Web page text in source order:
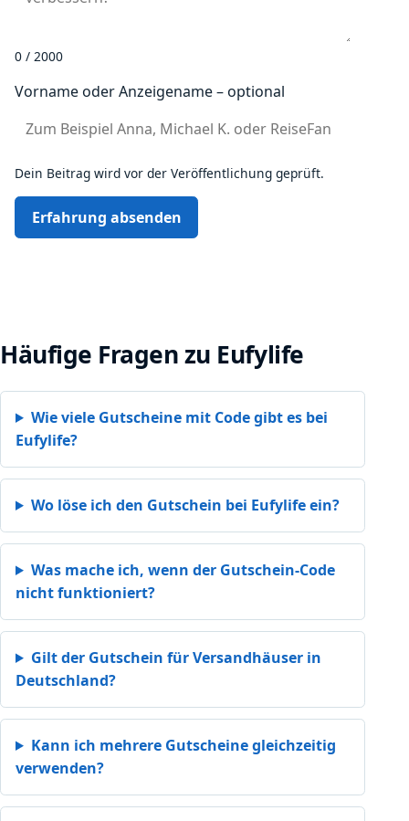
0 / 2000
Vorname oder Anzeigename – optional
Dein Beitrag wird vor der Veröffentlichung geprüft.
Erfahrung absenden
Häufige Fragen zu Eufylife
Wie viele Gutscheine mit Code gibt es bei
Eufylife?
Wo löse ich den Gutschein bei Eufylife ein?
Was mache ich, wenn der Gutschein-Code
nicht funktioniert?
Gilt der Gutschein für Versandhäuser in
Deutschland?
Kann ich mehrere Gutscheine gleichzeitig
verwenden?